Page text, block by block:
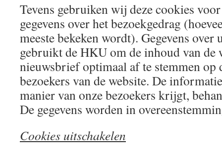
Tevens gebruiken wij deze cookies
gegevens over het bezoekgedrag
meeste bekeken wordt). Gegevens over
gebruikt de HKU om de inhoud van de
nieuwsbrief optimaal af te stemmen op
bezoekers van de website. De
manier van onze bezoekers krijgt,
De gegevens worden in
Cookies uitschakelen